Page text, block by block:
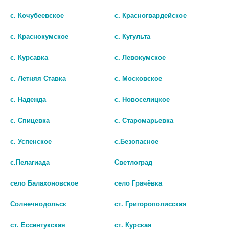
/БЕРЛИН-ХЕМИ/ 0428
130.67 руб.
Партнеры
с. Кочубеевское с. Красногвардейское
с. Краснокумское с. Кугульта
с. Курсавка с. Левокумское
с. Летняя Ставка с. Московское
с. Надежда с. Новоселицкое
с. Спицевка с. Старомарьевка
с. Успенское с.Безопасное
с.Пелагиада Светлоград
село Балахоновское село Грачёвка
Солнечнодольск ст. Григорополисская
ст. Ессентукская ст. Курская